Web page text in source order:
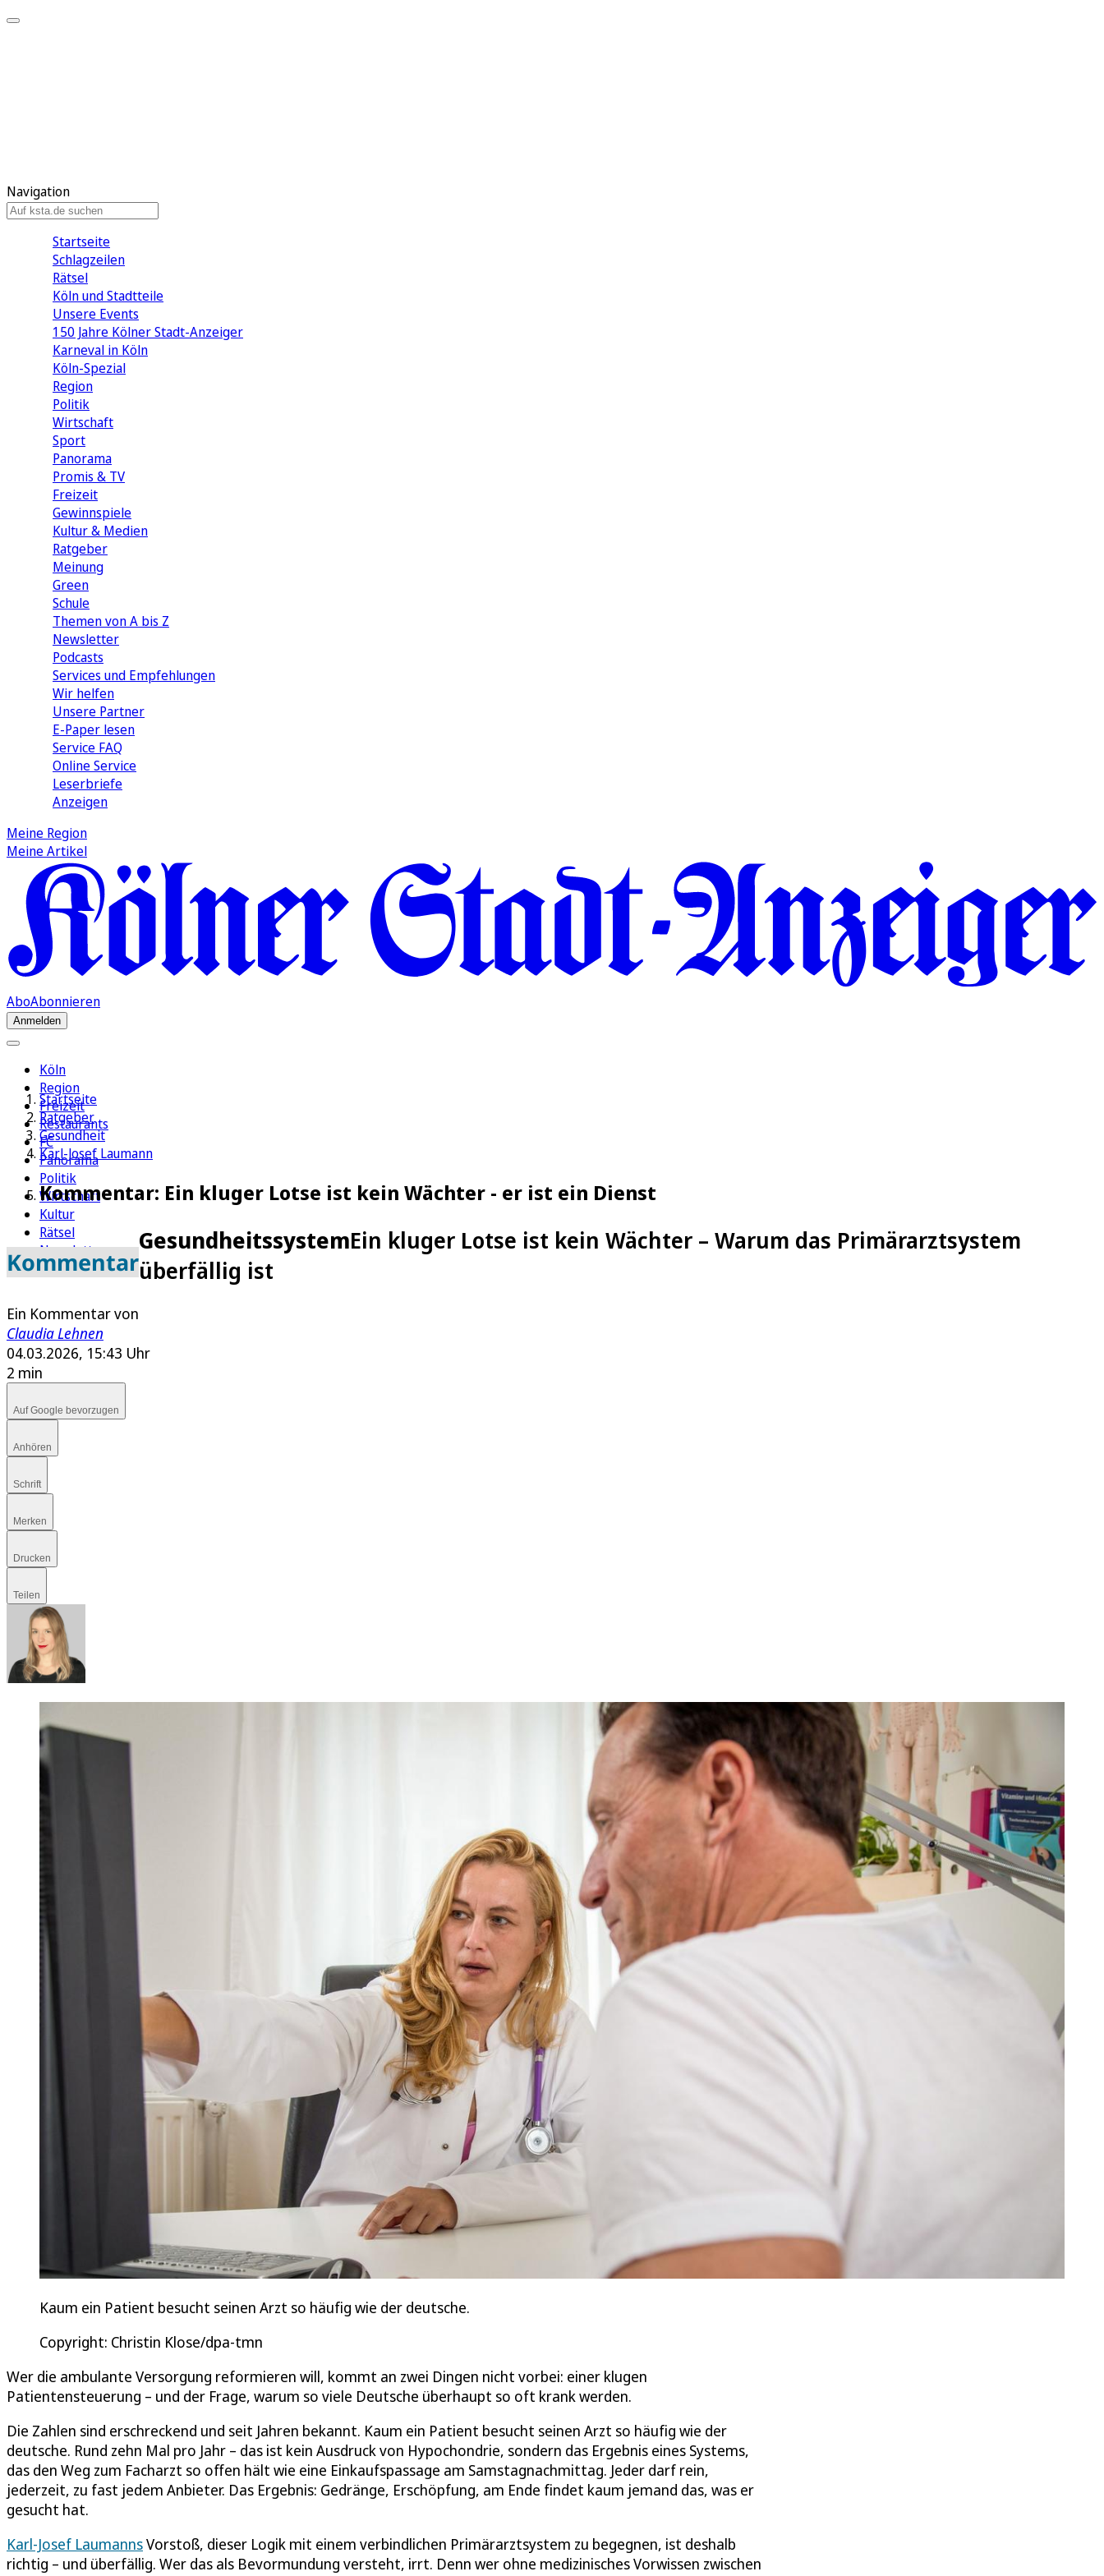
Navigation
Startseite
Schlagzeilen
Rätsel
Köln und Stadtteile
Unsere Events
150 Jahre Kölner Stadt-Anzeiger
Karneval in Köln
Köln-Spezial
Region
Politik
Wirtschaft
Sport
Panorama
Promis & TV
Freizeit
Gewinnspiele
Kultur & Medien
Ratgeber
Meinung
Green
Schule
Themen von A bis Z
Newsletter
Podcasts
Services und Empfehlungen
Wir helfen
Unsere Partner
E-Paper lesen
Service FAQ
Online Service
Leserbriefe
Anzeigen
Meine Region
Meine Artikel
AboAbonnieren
Anmelden
Köln
Region
Freizeit
Restaurants
FC
Panorama
Politik
Wirtschaft
Kultur
Rätsel
Newsletter
E-Paper
Startseite
Ratgeber
Gesundheit
Karl-Josef Laumann
Kommentar: Ein kluger Lotse ist kein Wächter - er ist ein Dienst
Kommentar
GesundheitssystemEin kluger Lotse ist kein Wächter – Warum das Primärarztsystem
überfällig ist
Ein Kommentar von
Claudia Lehnen
04.03.2026, 15:43 Uhr
2 min
Auf Google bevorzugen
Anhören
Schrift
Merken
Drucken
Teilen
Kaum ein Patient besucht seinen Arzt so häufig wie der deutsche.
Copyright: Christin Klose/dpa-tmn
Wer die ambulante Versorgung reformieren will, kommt an zwei Dingen nicht vorbei: einer klugen
Patientensteuerung – und der Frage, warum so viele Deutsche überhaupt so oft krank werden.
Die Zahlen sind erschreckend und seit Jahren bekannt. Kaum ein Patient besucht seinen Arzt so häufig wie der
deutsche. Rund zehn Mal pro Jahr – das ist kein Ausdruck von Hypochondrie, sondern das Ergebnis eines Systems,
das den Weg zum Facharzt so offen hält wie eine Einkaufspassage am Samstagnachmittag. Jeder darf rein,
jederzeit, zu fast jedem Anbieter. Das Ergebnis: Gedränge, Erschöpfung, am Ende findet kaum jemand das, was er
gesucht hat.
Karl-Josef LaumannsVorstoß, dieser Logik mit einem verbindlichen Primärarztsystem zu begegnen, ist deshalb
richtig – und überfällig. Wer das als Bevormundung versteht, irrt. Denn wer ohne medizinisches Vorwissen zwischen